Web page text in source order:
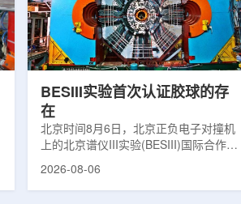
于智利安第斯山脉的美国国家科学基金
会托洛洛山美洲际天文台的布兰科4米望
远镜上。(图片由Reidar Hahn/费米国家
加速...
BESIII实验首次认证胶球的存
在
北京时间8月6日，北京正负电子对撞机
上的北京谱仪III实验(BESIII)国际合作组
在巴西举行的国际高能物理大会(ICHEP
2026-08-06